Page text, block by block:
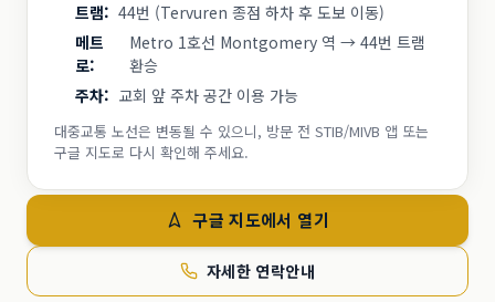
트램: 44번 (Tervuren 종점 하차 후 도보 이동)
메트
로:
Metro 1호선 Montgomery 역 → 44번 트램
환승
주차: 교회 앞 주차 공간 이용 가능
대중교통 노선은 변동될 수 있으니, 방문 전 STIB/MIVB 앱 또는
구글 지도로 다시 확인해 주세요.
구글 지도에서 열기
자세한 연락안내